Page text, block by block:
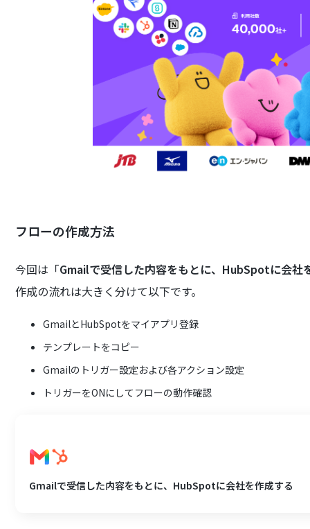
フローの作成方法
今回は「Gmailで受信した内容をもとに、HubSpotに会社
作成の流れは大きく分けて以下です。
GmailとHubSpotをマイアプリ登録
テンプレートをコピー
Gmailのトリガー設定および各アクション設定
トリガーをONにしてフローの動作確認
Gmailで受信した内容をもとに、HubSpotに会社を作成する